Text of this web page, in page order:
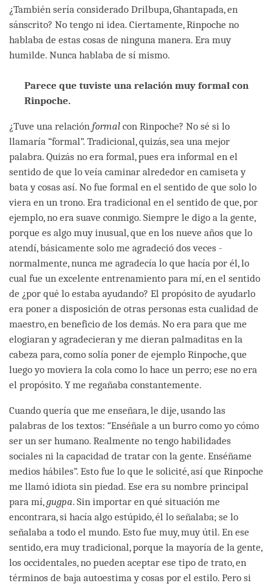
¿También sería considerado Drilbupa, Ghantapada, en
sánscrito? No tengo ni idea. Ciertamente, Rinpoche no
hablaba de estas cosas de ninguna manera. Era muy
humilde. Nunca hablaba de sí mismo.
Parece que tuviste una relación muy formal con
Rinpoche.
¿Tuve una relación formal con Rinpoche? No sé si lo
llamaría “formal”. Tradicional, quizás, sea una mejor
palabra. Quizás no era formal, pues era informal en el
sentido de que lo veía caminar alrededor en camiseta y
bata y cosas así. No fue formal en el sentido de que solo lo
viera en un trono. Era tradicional en el sentido de que, por
ejemplo, no era suave conmigo. Siempre le digo a la gente,
porque es algo muy inusual, que en los nueve años que lo
atendí, básicamente solo me agradeció dos veces -
normalmente, nunca me agradecía lo que hacía por él, lo
cual fue un excelente entrenamiento para mí, en el sentido
de ¿por qué lo estaba ayudando? El propósito de ayudarlo
era poner a disposición de otras personas esta cualidad de
maestro, en beneficio de los demás. No era para que me
elogiaran y agradecieran y me dieran palmaditas en la
cabeza para, como solía poner de ejemplo Rinpoche, que
luego yo moviera la cola como lo hace un perro; ese no era
el propósito. Y me regañaba constantemente.
Cuando quería que me enseñara, le dije, usando las
palabras de los textos: “Enséñale a un burro como yo cómo
ser un ser humano. Realmente no tengo habilidades
sociales ni la capacidad de tratar con la gente. Enséñame
medios hábiles”. Esto fue lo que le solicité, así que Rinpoche
me llamó idiota sin piedad. Ese era su nombre principal
para mí,gugpa. Sin importar en qué situación me
encontrara, si hacía algo estúpido, él lo señalaba; se lo
señalaba a todo el mundo. Esto fue muy, muy útil. En ese
sentido, era muy tradicional, porque la mayoría de la gente,
los occidentales, no pueden aceptar ese tipo de trato, en
términos de baja autoestima y cosas por el estilo. Pero si